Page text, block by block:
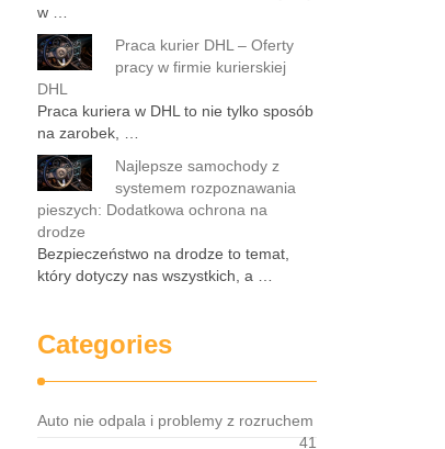
w …
Praca kurier DHL – Oferty
pracy w firmie kurierskiej
DHL
Praca kuriera w DHL to nie tylko sposób
na zarobek, …
Najlepsze samochody z
systemem rozpoznawania
pieszych: Dodatkowa ochrona na
drodze
Bezpieczeństwo na drodze to temat,
który dotyczy nas wszystkich, a …
Categories
Auto nie odpala i problemy z rozruchem
41